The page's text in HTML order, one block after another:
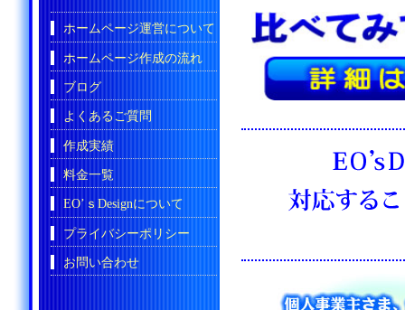
ホームページ運営について
ホームページ作成の流れ
ブログ
よくあるご質問
作成実績
料金一覧
EO’ｓDesignについて
プライバシーポリシー
お問い合わせ